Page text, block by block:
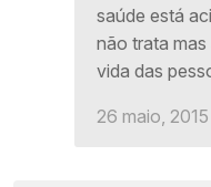
saúde está
não trata
vida das
26 maio, 2015